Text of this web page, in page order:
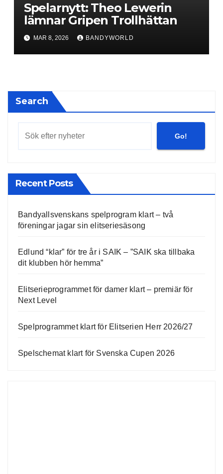
Spelarnytt: Theo Lewerin
lämnar Gripen Trollhättan
MAR 8, 2026 BANDYWORLD
Search
Go!
Recent Posts
Bandyallsvenskans spelprogram klart – två
föreningar jagar sin elitseriesäsong
Edlund “klar” för tre år i SAIK – ”SAIK ska tillbaka
dit klubben hör hemma”
Elitserieprogrammet för damer klart – premiär för
Next Level
Spelprogrammet klart för Elitserien Herr 2026/27
Spelschemat klart för Svenska Cupen 2026